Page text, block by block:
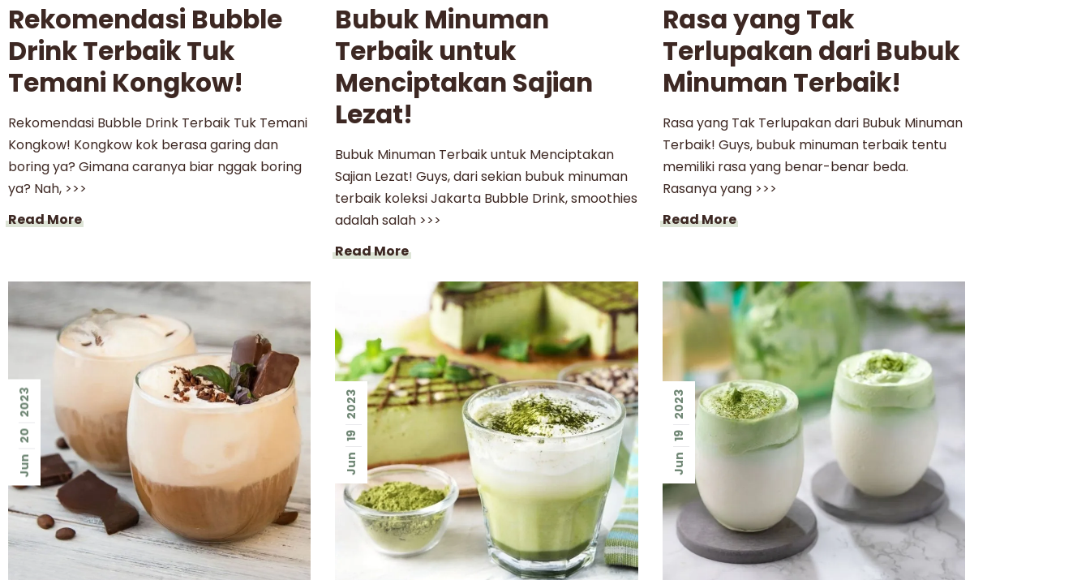
Rekomendasi Bubble
Drink Terbaik Tuk
Temani Kongkow!
Rekomendasi Bubble Drink Terbaik Tuk Temani
Kongkow! Kongkow kok berasa garing dan
boring ya? Gimana caranya biar nggak boring
ya? Nah, >>>
Read More
Bubuk Minuman
Terbaik untuk
Menciptakan Sajian
Lezat!
Bubuk Minuman Terbaik untuk Menciptakan
Sajian Lezat! Guys, dari sekian bubuk minuman
terbaik koleksi Jakarta Bubble Drink, smoothies
adalah salah >>>
Read More
Rasa yang Tak
Terlupakan dari Bubuk
Minuman Terbaik!
Rasa yang Tak Terlupakan dari Bubuk Minuman
Terbaik! Guys, bubuk minuman terbaik tentu
memiliki rasa yang benar-benar beda.
Rasanya yang >>>
Read More
Jun
20
2023
Jun
19
2023
Jun
19
2023